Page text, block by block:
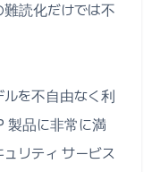
難読化だけでは不
を不自由なく利
製品に非常に満
リティ サービス